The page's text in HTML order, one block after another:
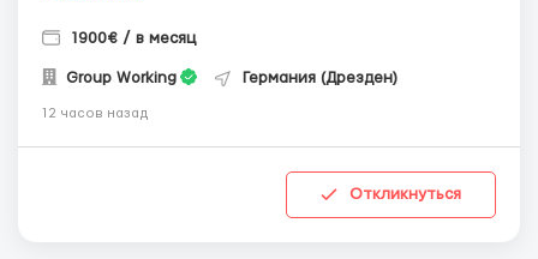
1900€ / в месяц
Group Working Германия (Дрезден)
12 часов назад
Откликнуться